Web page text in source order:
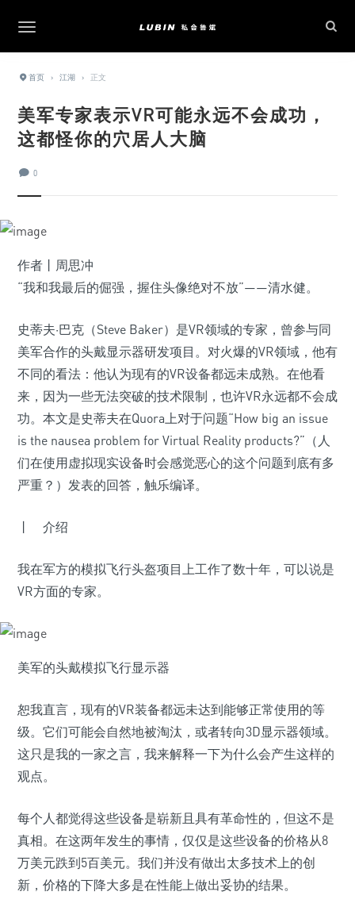
首页 › 江湖 › 正文
美军专家表示VR可能永远不会成功，
这都怪你的穴居人大脑
0
作者丨周思冲
“我和我最后的倔强，握住头像绝对不放”——清水健。
史蒂夫·巴克（Steve Baker）是VR领域的专家，曾参与同
美军合作的头戴显示器研发项目。对火爆的VR领域，他有
不同的看法：他认为现有的VR设备都远未成熟。在他看
来，因为一些无法突破的技术限制，也许VR永远都不会成
功。本文是史蒂夫在Quora上对于问题“How big an issue
is the nausea problem for Virtual Reality products?”（人
们在使用虚拟现实设备时会感觉恶心的这个问题到底有多
严重？）发表的回答，触乐编译。
丨 介绍
我在军方的模拟飞行头盔项目上工作了数十年，可以说是
VR方面的专家。
美军的头戴模拟飞行显示器
恕我直言，现有的VR装备都远未达到能够正常使用的等
级。它们可能会自然地被淘汰，或者转向3D显示器领域。
这只是我的一家之言，我来解释一下为什么会产生这样的
观点。
每个人都觉得这些设备是崭新且具有革命性的，但这不是
真相。在这两年发生的事情，仅仅是这些设备的价格从8
万美元跌到5百美元。我们并没有做出太多技术上的创
新，价格的下降大多是在性能上做出妥协的结果。